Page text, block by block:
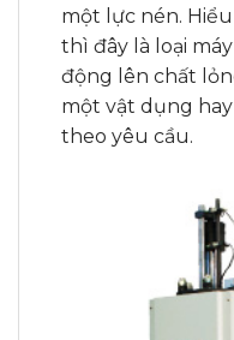
một lực nén.
thì đây là loại
động lên chất
một vật dụng
theo yêu cầu.